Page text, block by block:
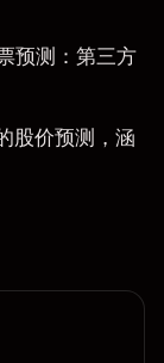
预测：第三方
股价预测，涵